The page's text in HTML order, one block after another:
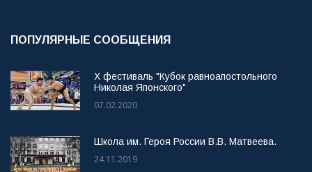
ПОПУЛЯРНЫЕ СООБЩЕНИЯ
X фестиваль "Кубок равноапостольного
Николая Японского"
07.02.2020
Школа им. Героя России В.В. Матвеева.
24.11.2019